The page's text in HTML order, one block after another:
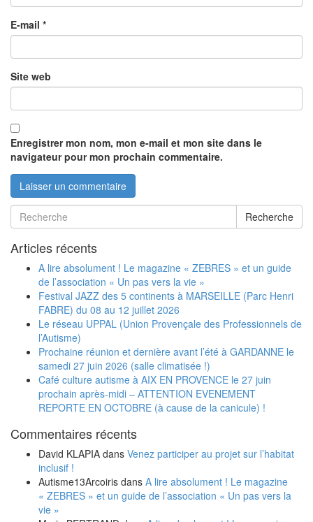
E-mail *
Site web
Enregistrer mon nom, mon e-mail et mon site dans le
navigateur pour mon prochain commentaire.
Recherche
Articles récents
A lire absolument ! Le magazine « ZEBRES » et un guide
de l’association « Un pas vers la vie »
Festival JAZZ des 5 continents à MARSEILLE (Parc Henri
FABRE) du 08 au 12 juillet 2026
Le réseau UPPAL (Union Provençale des Professionnels de
l’Autisme)
Prochaine réunion et dernière avant l’été à GARDANNE le
samedi 27 juin 2026 (salle climatisée !)
Café culture autisme à AIX EN PROVENCE le 27 juin
prochain après-midi – ATTENTION EVENEMENT
REPORTE EN OCTOBRE (à cause de la canicule) !
Commentaires récents
David KLAPIA dans Venez participer au projet sur l’habitat
inclusif !
Autisme13Arcoiris dans A lire absolument ! Le magazine
« ZEBRES » et un guide de l’association « Un pas vers la
vie »